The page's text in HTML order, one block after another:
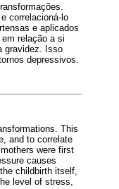
correlacioná-lo
e aplicados
relação a si
gravidez. Isso
depressivos.
This
and to correlate
were first
causes
childbirth itself,
level of stress,